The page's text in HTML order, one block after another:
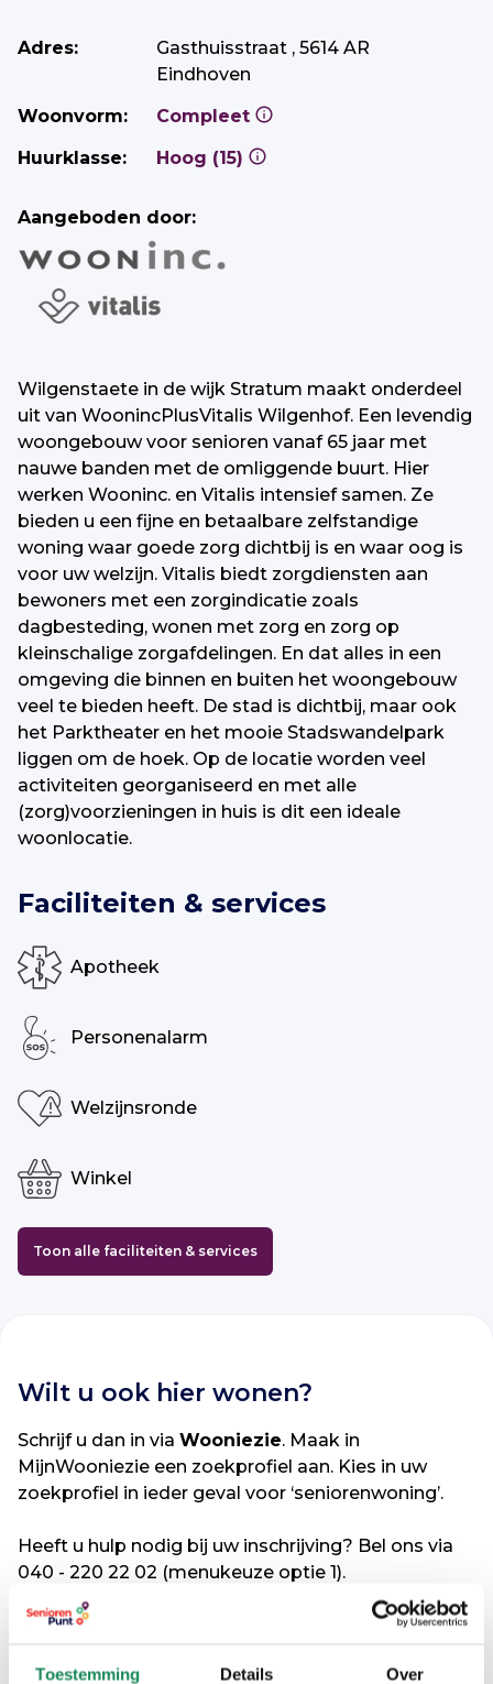
Toestemming Details Over
Adres:
Gasthuisstraat , 5614 AR
Eindhoven
Woonvorm:
Compleet
Huurklasse:
Hoog (15)
Aangeboden door:
Wilgenstaete in de wijk Stratum maakt onderdeel
uit van WoonincPlusVitalis Wilgenhof. Een levendig
woongebouw voor senioren vanaf 65 jaar met
nauwe banden met de omliggende buurt. Hier
werken Wooninc. en Vitalis intensief samen. Ze
bieden u een fijne en betaalbare zelfstandige
woning waar goede zorg dichtbij is en waar oog is
voor uw welzijn. Vitalis biedt zorgdiensten aan
bewoners met een zorgindicatie zoals
dagbesteding, wonen met zorg en zorg op
kleinschalige zorgafdelingen. En dat alles in een
omgeving die binnen en buiten het woongebouw
veel te bieden heeft. De stad is dichtbij, maar ook
het Parktheater en het mooie Stadswandelpark
liggen om de hoek. Op de locatie worden veel
activiteiten georganiseerd en met alle
(zorg)voorzieningen in huis is dit een ideale
woonlocatie.
Faciliteiten & services
Apotheek
Personenalarm
Welzijnsronde
Winkel
Toon alle faciliteiten & services
Wilt u ook hier wonen?
Schrijf u dan in via Wooniezie. Maak in
MijnWooniezie een zoekprofiel aan. Kies in uw
zoekprofiel in ieder geval voor ‘seniorenwoning’.
Heeft u hulp nodig bij uw inschrijving? Bel ons via
040 - 220 22 02 (menukeuze optie 1).